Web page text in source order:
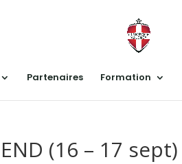
Partenaires Formation
(16 – 17 sept)